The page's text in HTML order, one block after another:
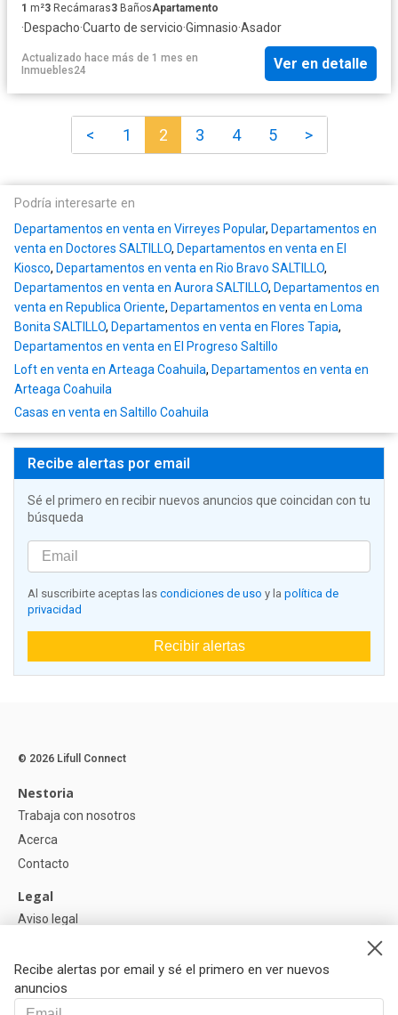
1 m²3 Recámaras3 BañosApartamento
·Despacho·Cuarto de servicio·Gimnasio·Asador
Actualizado hace más de 1 mes en
Inmuebles24
Ver en detalle
< 1 2 3 4 5 >
Podría interesarte en
Departamentos en venta en Virreyes Popular, Departamentos en
venta en Doctores SALTILLO, Departamentos en venta en El
Kiosco, Departamentos en venta en Rio Bravo SALTILLO,
Departamentos en venta en Aurora SALTILLO, Departamentos en
venta en Republica Oriente, Departamentos en venta en Loma
Bonita SALTILLO, Departamentos en venta en Flores Tapia,
Departamentos en venta en El Progreso Saltillo
Loft en venta en Arteaga Coahuila, Departamentos en venta en
Arteaga Coahuila
Casas en venta en Saltillo Coahuila
Recibe alertas por email
Sé el primero en recibir nuevos anuncios que coincidan con tu
búsqueda
Al suscribirte aceptas las condiciones de uso y la política de
privacidad
Recibir alertas
Recibe alertas por email y sé el primero en ver nuevos
anuncios
© 2026 Lifull Connect
Nestoria
Trabaja con nosotros
Acerca
Contacto
Legal
Aviso legal
Política de Cookies
Ayuda